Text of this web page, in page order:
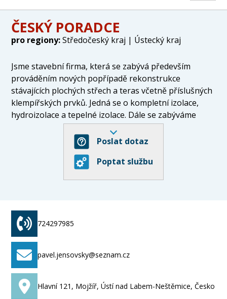
ČESKÝ PORADCE
pro regiony:Středočeský kraj | Ústecký kraj
Jsme stavební firma, která se zabývá především
prováděním nových popřípadě rekonstrukce
stávajících plochých střech a teras včetně příslušných
klempířských prvků. Jedná se o kompletní izolace,
hydroizolace a tepelné izolace. Dále se zabýváme
silničním stavitelsvím především zemními
a výkopovými pracemi, demolicemi,
opravami komunikací a pokládkou zámkové dlažby.
Ve svém oboru máme dlouholeté zkušenosti.
Poslat dotaz
Poptat službu
724297985
pavel.jensovsky@seznam.cz
Hlavní 121, Mojžíř, Ústí nad Labem-Neštěmice, Česko